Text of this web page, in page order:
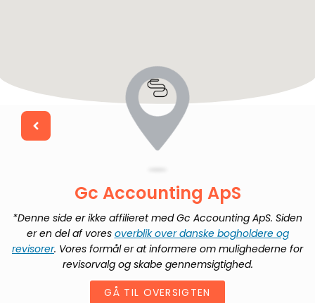
Gc Accounting ApS
*Denne side er ikke affilieret medGc Accounting ApS. Siden
er en del af vores overblik over danske bogholdere og
revisorer. Vores formål er at informere om mulighederne for
revisorvalg og skabe gennemsigtighed.
GÅ TIL OVERSIGTEN